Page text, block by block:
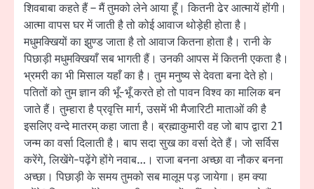
शिवबाबा कहते हैं – मैं तुमको लेने आया हूँ। कितनी ढेर आत्मायें होंगी।
आत्मा वापस घर में जाती है तो कोई आवाज थोड़ेही होता है।
मधुमक्खियों का झुण्ड जाता है तो आवाज कितना होता है। रानी के
पिछाड़ी मधुमक्खियाँ सब भागती हैं। उनकी आपस में कितनी एकता है।
भ्रमरी का भी मिसाल यहाँ का है। तुम मनुष्य से देवता बना देते हो।
पतितों को तुम ज्ञान की भूँ-भूँ करते हो तो पावन विश्व का मालिक बन
जाते हैं। तुम्हारा है प्रवृत्ति मार्ग, उसमें भी मैजारिटी माताओं की है
इसलिए वन्दे मातरम् कहा जाता है। ब्रह्माकुमारी वह जो बाप द्वारा 21
जन्म का वर्सा दिलाती है। बाप सदा सुख का वर्सा देते हैं। जो सर्विस
करेंगे, लिखेंगे-पढ़ेंगे होंगे नवाब…। राजा बनना अच्छा वा नौकर बनना
अच्छा। पिछाड़ी के समय तुमको सब मालूम पड़ जायेगा। हम क्या